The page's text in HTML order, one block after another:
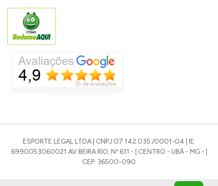
ESPORTE LEGAL LTDA | CNPJ:07.142.035./0001-04 | IE:
6990053060021 AV BEIRA RIO, Nº 611 - | CENTRO - UBÁ - MG - |
CEP: 36500-090